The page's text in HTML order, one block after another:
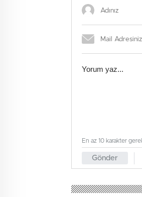
Gönder
En az 10 karakter